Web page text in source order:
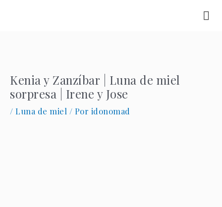
Kenia y Zanzíbar | Luna de miel
sorpresa | Irene y Jose
/ Luna de miel / Por idonomad